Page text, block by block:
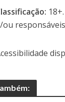
ou